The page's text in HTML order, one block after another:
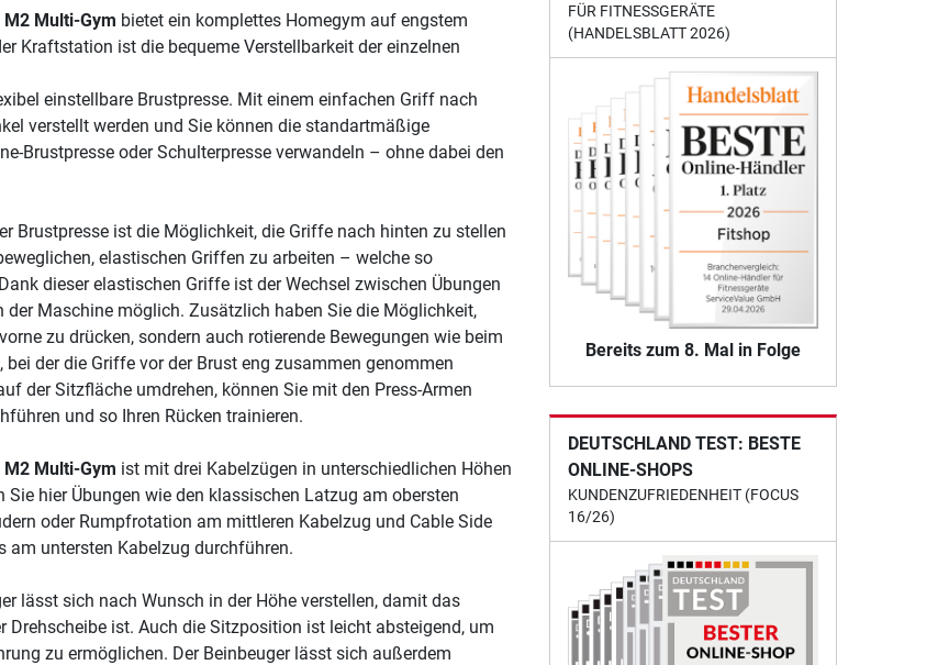
Multi-Gym bietet ein komplettes Homegym auf engstem
Kraftstation ist die bequeme Verstellbarkeit der einzelnen
einstellbare Brustpresse. Mit einem einfachen Griff nach
verstellt werden und Sie können die standartmäßige
Brustpresse oder Schulterpresse verwandeln – ohne dabei den
Brustpresse ist die Möglichkeit, die Griffe nach hinten zu stellen
elastischen Griffen zu arbeiten – welche so
dieser elastischen Griffe ist der Wechsel zwischen Übungen
der Maschine möglich. Zusätzlich haben Sie die Möglichkeit,
zu drücken, sondern auch rotierende Bewegungen wie beim
der die Griffe vor der Brust eng zusammen genommen
der Sitzfläche umdrehen, können Sie mit den Press-Armen
und so Ihren Rücken trainieren.
Multi-Gym ist mit drei Kabelzügen in unterschiedlichen Höhen
Sie hier Übungen wie den klassischen Latzug am obersten
oder Rumpfrotation am mittleren Kabelzug und Cable Side
am untersten Kabelzug durchführen.
lässt sich nach Wunsch in der Höhe verstellen, damit das
Drehscheibe ist. Auch die Sitzposition ist leicht absteigend, um
zu ermöglichen. Der Beinbeuger lässt sich außerdem
FÜR FITNESSGERÄTE
(HANDELSBLATT 2026)
Bereits zum 8. Mal in Folge
DEUTSCHLAND TEST: BESTE
ONLINE-SHOPS
KUNDENZUFRIEDENHEIT (FOCUS
16/26)